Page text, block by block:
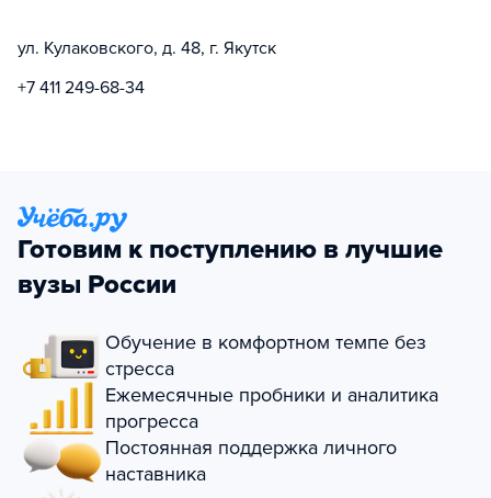
ул. Кулаковского, д. 48, г. Якутск
+7 411 249-68-34
Готовим к поступлению в лучшие
вузы России
Обучение в комфортном темпе без
стресса
Ежемесячные пробники и аналитика
прогресса
Постоянная поддержка личного
наставника